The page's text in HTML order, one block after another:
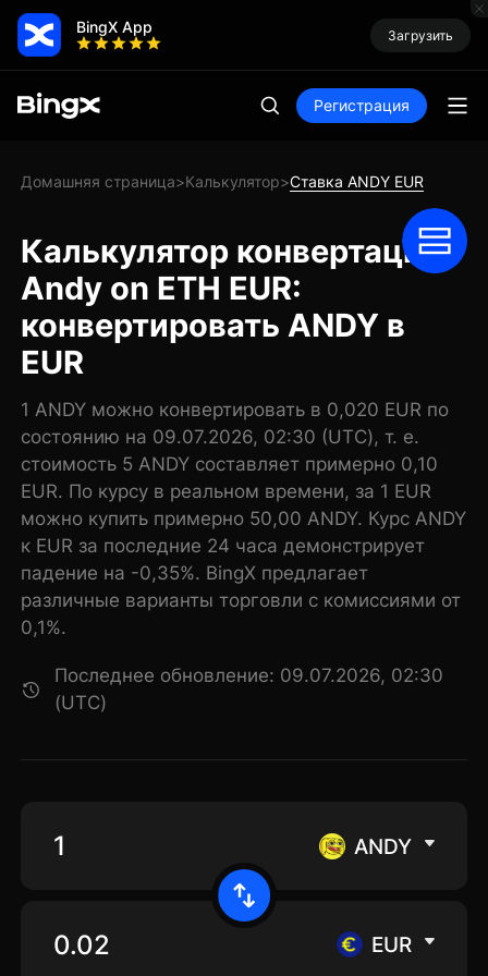
BingX App Загрузить
Регистрация
Домашняя страница>Калькулятор>Ставка ANDY EUR
Калькулятор конвертации
Andy on ETH EUR:
конвертировать ANDY в
EUR
1 ANDY можно конвертировать в 0,020 EUR по
состоянию на 09.07.2026, 02:30 (UTC), т. е.
стоимость 5 ANDY составляет примерно 0,10
EUR. По курсу в реальном времени, за 1 EUR
можно купить примерно 50,00 ANDY. Курс ANDY
к EUR за последние 24 часа демонстрирует
падение на -0,35%. BingX предлагает
различные варианты торговли с комиссиями от
0,1%.
Последнее обновление: 09.07.2026, 02:30
(UTC)
ANDY
EUR